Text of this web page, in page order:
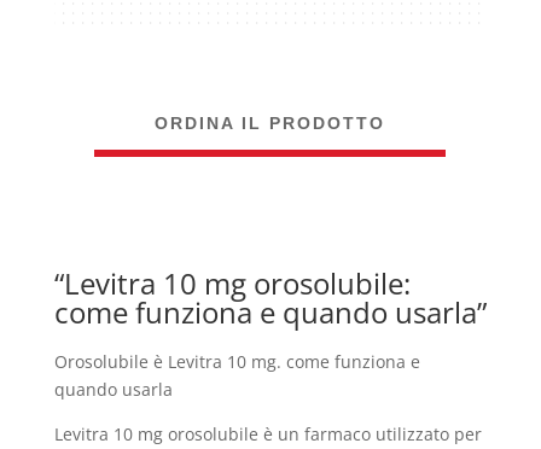
ORDINA IL PRODOTTO
“Levitra 10 mg orosolubile:
come funziona e quando usarla”
Orosolubile è Levitra 10 mg. come funziona e
quando usarla
Levitra 10 mg orosolubile è un farmaco utilizzato per